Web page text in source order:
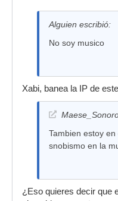
Alguien escribió:
No soy musico
Xabi, banea la IP de
Tambien estoy
snobismo en la
¿Eso quieres decir que